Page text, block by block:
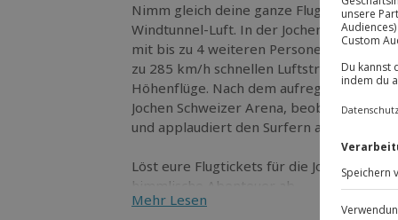
Nimm gleich deine ganze Flug-Crew mit
Windtunnel-Luft. In der Jochen
mit bis zu 4 weiteren Personen ein
zu 285 km/h schnellen Luftstrom
Höhenflüge. Nach dem aufregenden
Jochen Schweizer Arena, beobachtet
und applaudiert den Surfern auf der
Löst eure Flugtickets für die Jochen
himmlische Abenteuer ab.
Mehr Lesen